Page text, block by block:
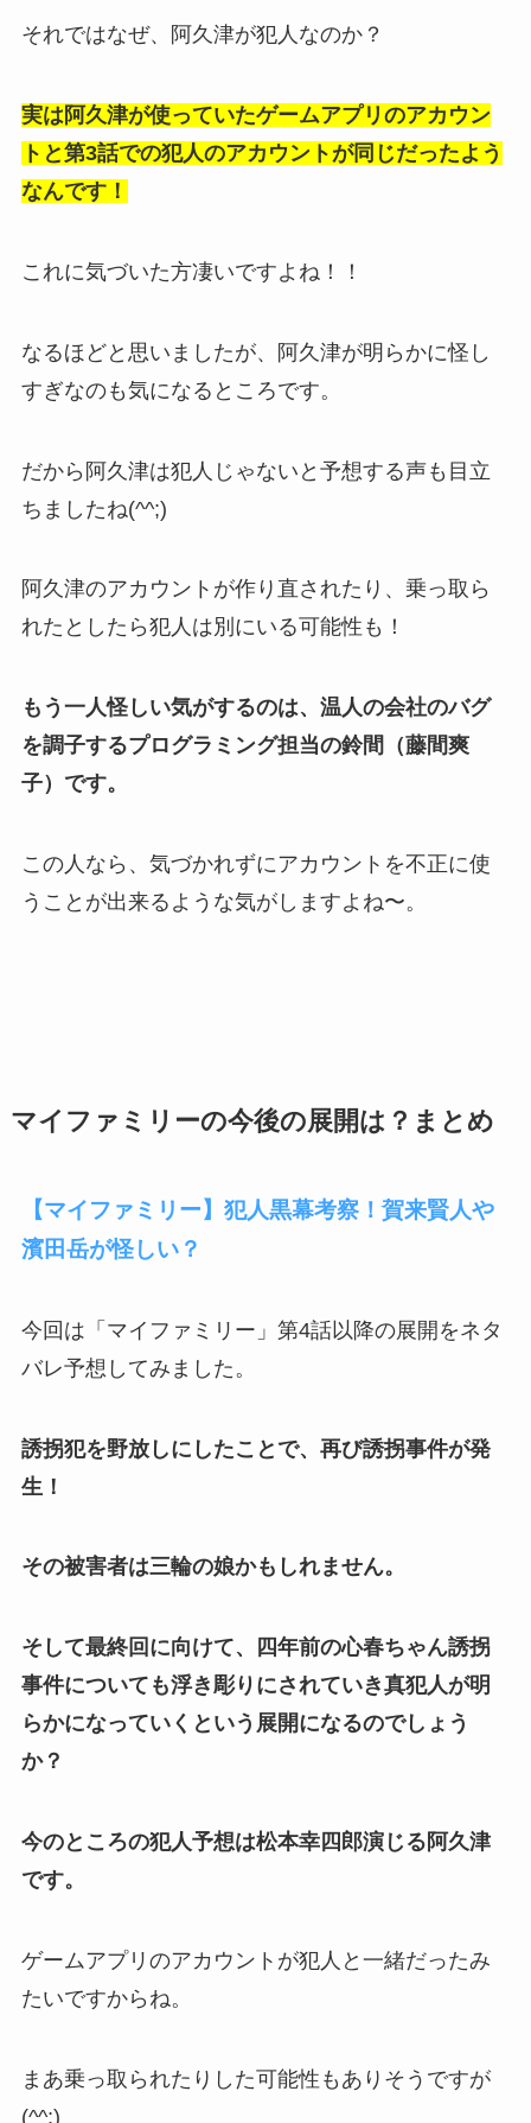
それではなぜ、阿久津が犯人なのか？
実は阿久津が使っていたゲームアプリのアカウン
トと第3話での犯人のアカウントが同じだったよう
なんです！
これに気づいた方凄いですよね！！
なるほどと思いましたが、阿久津が明らかに怪し
すぎなのも気になるところです。
だから阿久津は犯人じゃないと予想する声も目立
ちましたね(^^;)
阿久津のアカウントが作り直されたり、乗っ取ら
れたとしたら犯人は別にいる可能性も！
もう一人怪しい気がするのは、温人の会社のバグ
を調子するプログラミング担当の鈴間（藤間爽
子）です。
この人なら、気づかれずにアカウントを不正に使
うことが出来るような気がしますよね〜。
マイファミリーの今後の展開は？まとめ
【マイファミリー】犯人黒幕考察！賀来賢人や
濱田岳が怪しい？
今回は「マイファミリー」第4話以降の展開をネタ
バレ予想してみました。
誘拐犯を野放しにしたことで、再び誘拐事件が発
生！
その被害者は三輪の娘かもしれません。
そして最終回に向けて、四年前の心春ちゃん誘拐
事件についても浮き彫りにされていき真犯人が明
らかになっていくという展開になるのでしょう
か？
今のところの犯人予想は松本幸四郎演じる阿久津
です。
ゲームアプリのアカウントが犯人と一緒だったみ
たいですからね。
まあ乗っ取られたりした可能性もありそうですが
(^^;)